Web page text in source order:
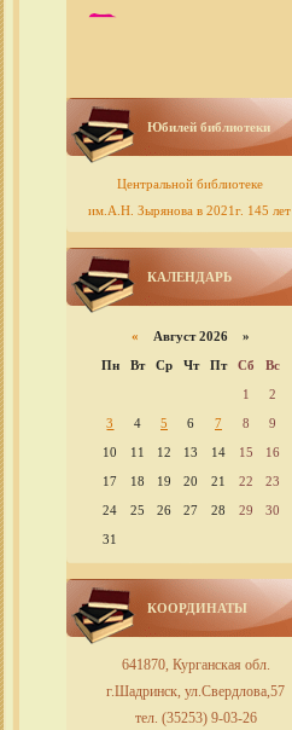
Юбилей библиотеки
Центральной библиотеке
им.А.Н. Зырянова в 2021г. 145 лет
КАЛЕНДАРЬ
« Август 2026 »
Пн
Вт Ср Чт Пт Сб
Вс
1
2
3
4 5 6 7 8
9
10
11 12 13 14 15
16
17
18 19 20 21 22
23
24
25 26 27 28 29
30
31
КООРДИНАТЫ
641870, Курганская обл.
г.Шадринск, ул.Свердлова,57
тел. (35253) 9-03-26